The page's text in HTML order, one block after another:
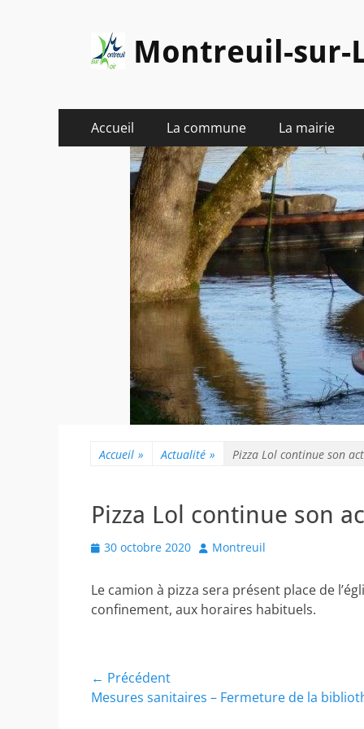
Montreuil-sur-
Menu
principal
Accueil La commune La mairie
Accueil » Actualité » Pizza Lol continue son
Pizza Lol continue son
Posted
30 octobre 2020 Author
Montreuil
Le camion à pizza sera présent place de
confinement, aux horaires habituels.
Navigation
de
← Précédent
Article
Mesures sanitaires – Fermeture de la